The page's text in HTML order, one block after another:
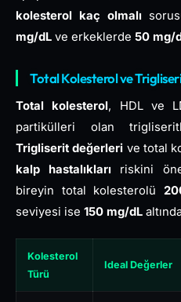
kolesterol kaç olmalı
mg/dL ve erkeklerde 50 mg/
Total Kolesterol ve
Total kolesterol, HDL ve
partikülleri olan
Trigliserit değerleri ve total
kalp hastalıkları riskini
bireyin total kolesterolü
seviyesi ise 150 mg/dL
Kolesterol
Türü
Ideal Değerler